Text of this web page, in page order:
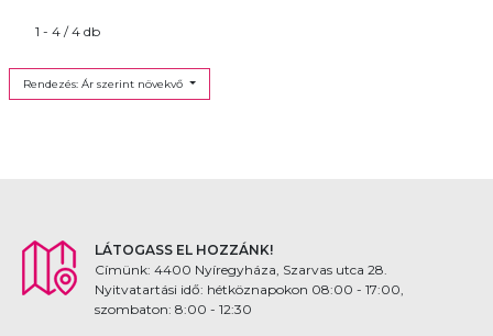
1 - 4 / 4 db
Rendezés: Ár szerint növekvő
LÁTOGASS EL HOZZÁNK!
Címünk: 4400 Nyíregyháza, Szarvas utca 28.
Nyitvatartási idő: hétköznapokon 08:00 - 17:00,
szombaton: 8:00 - 12:30